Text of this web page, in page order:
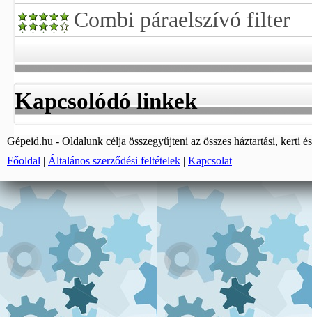
Combi páraelszívó filter
Kapcsolódó linkek
Gépeid.hu - Oldalunk célja összegyűjteni az összes háztartási, kerti
Főoldal | Általános szerződési feltételek | Kapcsolat